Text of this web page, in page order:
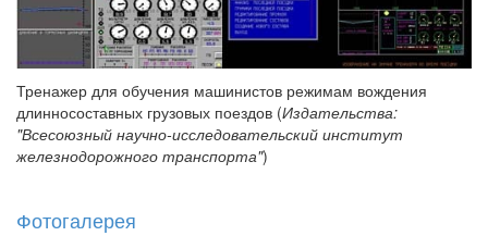
Тренажер для обучения машинистов режимам вождения
длинносоставных грузовых поездов (Издательства:
"Всесоюзный научно-исследовательский институт
железнодорожного транспорта")
Фотогалерея